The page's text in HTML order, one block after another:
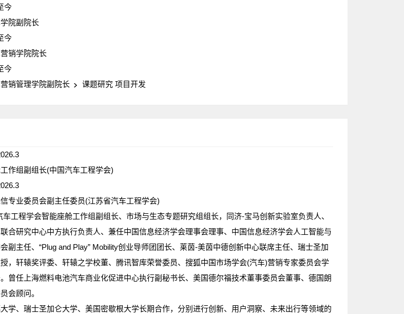
今
院副院长
今
销学院院长
今
销管理学院副院长
课题研究 项目开发
作组副组长(中国汽车工程学会)
专业委员会副主任委员(江苏省汽车工程学会)
车工程学会智能座舱工作组副组长、市场与生态专题研究组组长，同济-宝马创新实验室负责人、
合研究中心中方执行负责人、兼任中国信息经济学会理事会理事、中国信息经济学会人工智能与
副主任、“Plug and Play” Mobility创业导师团团长、莱茵-美茵中德创新中心联席主任、瑞士圣加
，轩辕奖评委、轩辕之学校董、腾讯智库荣誉委员、搜狐中国市场学会(汽车)营销专家委员会学
曾任上海燃料电池汽车商业化促进中心执行副秘书长、美国德尔福技术董事委员会董事、德国朗
会顾问。
学、瑞士圣加仑大学、美国密歇根大学长期合作，分别进行创新、用户洞察、未来出行等领域的